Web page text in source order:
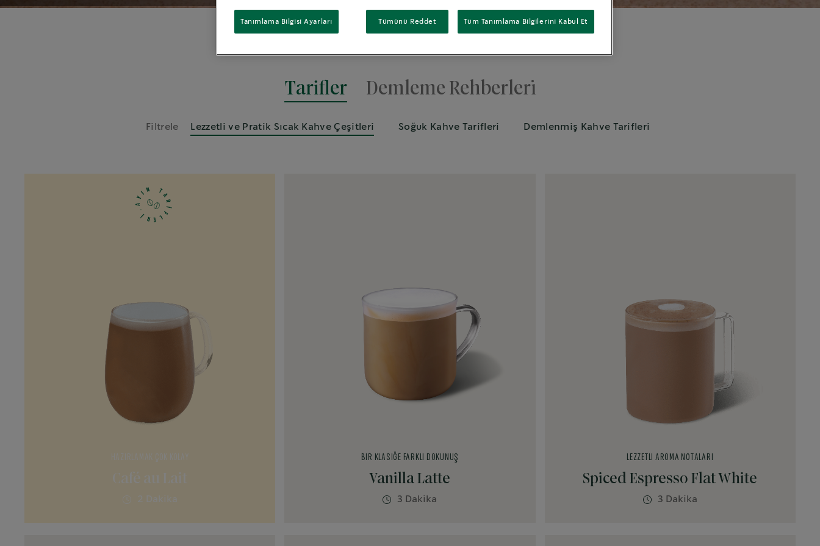
Tarifler Demleme Rehberleri̇
Filtrele Lezzetli ve Pratik Sıcak Kahve Çeşitleri Soğuk Kahve Tarifleri Demlenmiş Kahve Tarifleri
A
Y
I N T
A
R
İ
F
L
E
R
İ
.
Vanilla Latte
BIR KLASIĞE FARKLI DOKUNUŞ
3 Dakika
Spiced Espresso Flat White
LEZZETLI AROMA NOTALARI
3 Dakika
Tanımlama Bilgisi Ayarları Tümünü Reddet Tüm Tanımlama Bilgilerini Kabul Et